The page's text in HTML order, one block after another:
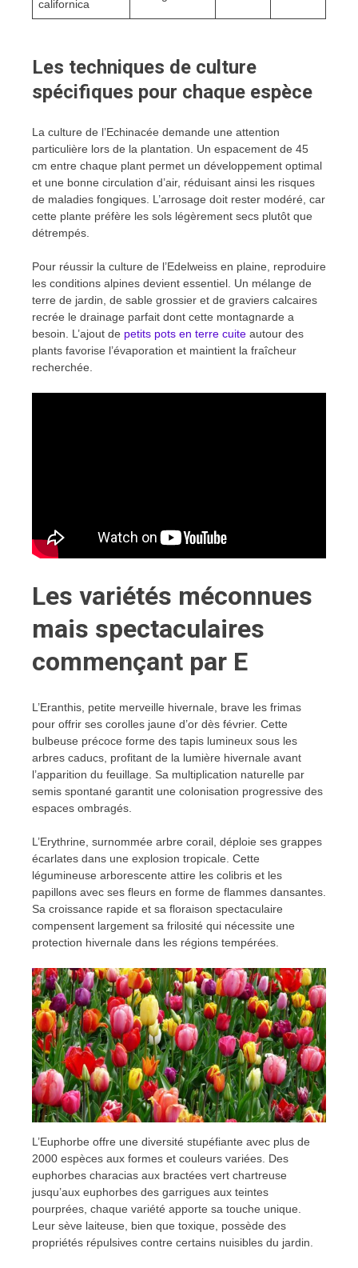
californica
Les techniques de culture
spécifiques pour chaque espèce
La culture de l’Echinacée demande une attention
particulière lors de la plantation. Un espacement de 45
cm entre chaque plant permet un développement optimal
et une bonne circulation d’air, réduisant ainsi les risques
de maladies fongiques. L’arrosage doit rester modéré, car
cette plante préfère les sols légèrement secs plutôt que
détrempés.
Pour réussir la culture de l’Edelweiss en plaine, reproduire
les conditions alpines devient essentiel. Un mélange de
terre de jardin, de sable grossier et de graviers calcaires
recrée le drainage parfait dont cette montagnarde a
besoin. L’ajout de petits pots en terre cuite autour des
plants favorise l’évaporation et maintient la fraîcheur
recherchée.
Les variétés méconnues
mais spectaculaires
commençant par E
L’Eranthis, petite merveille hivernale, brave les frimas
pour offrir ses corolles jaune d’or dès février. Cette
bulbeuse précoce forme des tapis lumineux sous les
arbres caducs, profitant de la lumière hivernale avant
l’apparition du feuillage. Sa multiplication naturelle par
semis spontané garantit une colonisation progressive des
espaces ombragés.
L’Erythrine, surnommée arbre corail, déploie ses grappes
écarlates dans une explosion tropicale. Cette
légumineuse arborescente attire les colibris et les
papillons avec ses fleurs en forme de flammes dansantes.
Sa croissance rapide et sa floraison spectaculaire
compensent largement sa frilosité qui nécessite une
protection hivernale dans les régions tempérées.
L’Euphorbe offre une diversité stupéfiante avec plus de
2000 espèces aux formes et couleurs variées. Des
euphorbes characias aux bractées vert chartreuse
jusqu’aux euphorbes des garrigues aux teintes
pourprées, chaque variété apporte sa touche unique.
Leur sève laiteuse, bien que toxique, possède des
propriétés répulsives contre certains nuisibles du jardin.